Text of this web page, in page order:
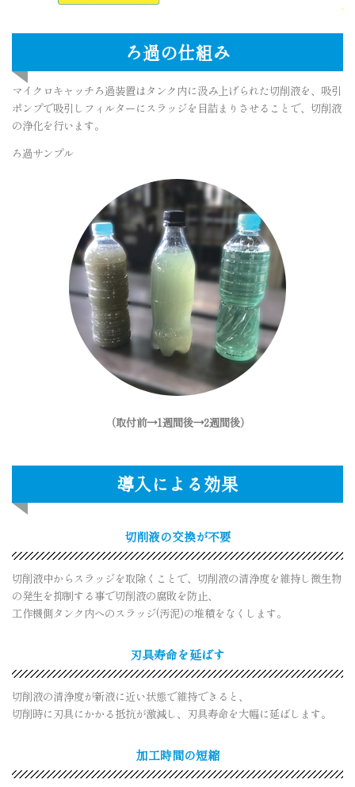
ろ過の仕組み
マイクロキャッチろ過装置はタンク内に汲み上げられた切削液を、吸引
ポンプで吸引しフィルターにスラッジを目詰まりさせることで、切削液
の浄化を行います。
ろ過サンプル
（取付前→1週間後→2週間後）
導入による効果
切削液の交換が不要
切削液中からスラッジを取除くことで、切削液の清浄度を維持し微生物
の発生を抑制する事で切削液の腐敗を防止、
工作機側タンク内へのスラッジ(汚泥)の堆積をなくします。
刃具寿命を延ばす
切削液の清浄度が新液に近い状態で維持できると、
切削時に刃具にかかる抵抗が激減し、刃具寿命を大幅に延ばします。
加工時間の短縮